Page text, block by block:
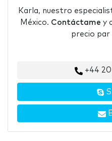
Karla, nuestro
México. Contáctame y
precio par
+44